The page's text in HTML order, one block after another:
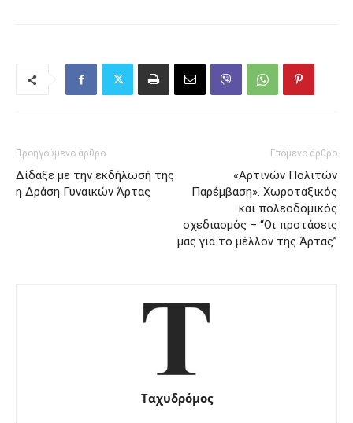
Προηγούμενο άρθρο
Δίδαξε με την εκδήλωσή της
η Δράση Γυναικών Άρτας
Επόμενο άρθρο
«Αρτινών Πολιτών
Παρέμβαση». Χωροταξικός
και πολεοδομικός
σχεδιασμός – “Οι προτάσεις
μας για το μέλλον της Άρτας”
Ταχυδρόμος